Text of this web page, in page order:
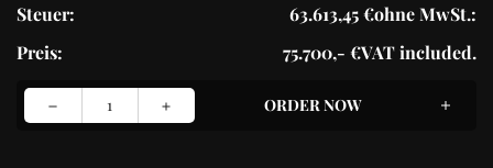
Steuer: 63.613,45 €ohne MwSt.:
Preis:
75.700,- €VAT included.
1 ORDER NOW